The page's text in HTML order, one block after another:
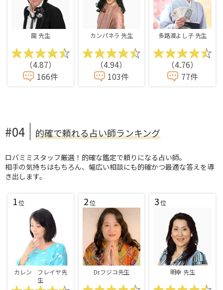
龍 先生
（4.87）
166件
カンパネラ 先生
（4.94）
103件
多路渡よし子 先生
（4.76）
77件
#04 的確で頼れる占い師ランキング
ロバミミスタッフ厳選！的確な鑑定で頼りになる占い師。
相手の気持ちはもちろん、幅広い相談にも的確かつ最適な答えを導
き出します。
1位
カレン フレイヤ先
生
2位
Dr.フジコ先生
3位
明幸 先生